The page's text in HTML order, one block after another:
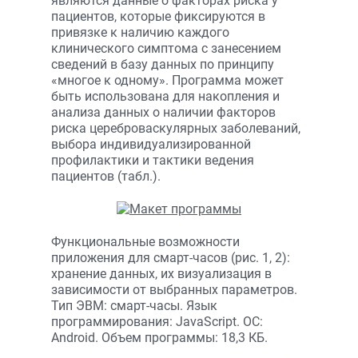
пациентов, которые фиксируются в
привязке к наличию каждого
клинического симптома с занесением
сведений в базу данных по принципу
«многое к одному». Программа может
быть использована для накопления и
анализа данных о наличии факторов
риска цереброваскулярных заболеваний,
выбора индивидуализированной
профилактики и тактики ведения
пациентов (табл.).
Функциональные возможности
приложения для смарт-часов (рис. 1, 2):
хранение данных, их визуализация в
зависимости от выбранных параметров.
Тип ЭВМ: смарт-часы. Язык
программирования: JavaScript. ОС:
Android. Объем программы: 18,3 КБ.